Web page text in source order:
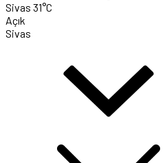
Sivas 31°C
Açık
Sivas